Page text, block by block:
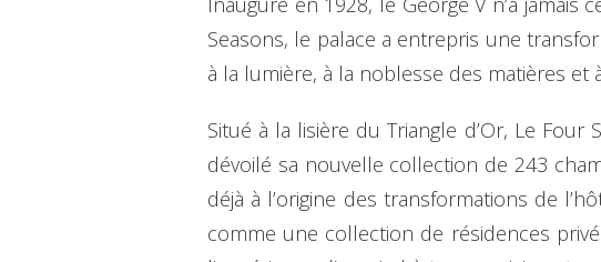
Seasons, le palace a entrepris une
à la lumière, à la noblesse des matières et
Situé à la lisière du Triangle d’Or, Le
dévoilé sa nouvelle collection de 243
déjà à l’origine des transformations de
comme une collection de résidences